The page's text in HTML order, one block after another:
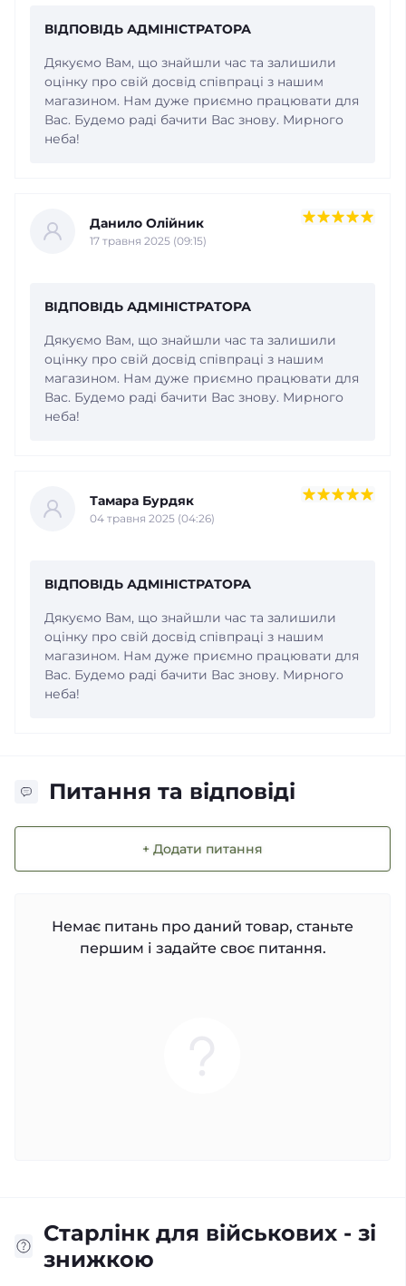
ВІДПОВІДЬ АДМІНІСТРАТОРА
Дякуємо Вам, що знайшли час та залишили
оцінку про свій досвід співпраці з нашим
магазином. Нам дуже приємно працювати для
Вас. Будемо раді бачити Вас знову. Мирного
неба!
Данило Олійник
17 травня 2025 (09:15)
ВІДПОВІДЬ АДМІНІСТРАТОРА
Дякуємо Вам, що знайшли час та залишили
оцінку про свій досвід співпраці з нашим
магазином. Нам дуже приємно працювати для
Вас. Будемо раді бачити Вас знову. Мирного
неба!
Тамара Бурдяк
04 травня 2025 (04:26)
ВІДПОВІДЬ АДМІНІСТРАТОРА
Дякуємо Вам, що знайшли час та залишили
оцінку про свій досвід співпраці з нашим
магазином. Нам дуже приємно працювати для
Вас. Будемо раді бачити Вас знову. Мирного
неба!
Питання та відповіді
+ Додати питання
Немає питань про даний товар, станьте
першим і задайте своє питання.
Старлінк для військових - зі
знижкою